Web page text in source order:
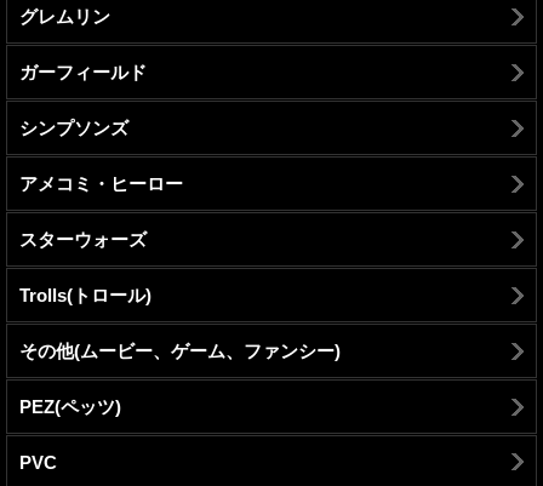
グレムリン
ガーフィールド
シンプソンズ
アメコミ・ヒーロー
スターウォーズ
Trolls(トロール)
その他(ムービー、ゲーム、ファンシー)
PEZ(ペッツ)
PVC